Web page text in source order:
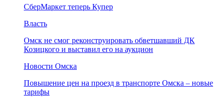
СберМаркет теперь Купер
Власть
Омск не смог реконструировать обветшавший ДК
Козицкого и выставил его на аукцион
Новости Омска
Повышение цен на проезд в транспорте Омска – новые
тарифы